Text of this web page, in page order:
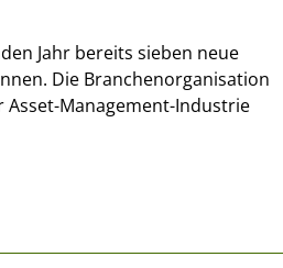
Jahr bereits sieben neue
Die Branchenorganisation
Asset-Management-Industrie